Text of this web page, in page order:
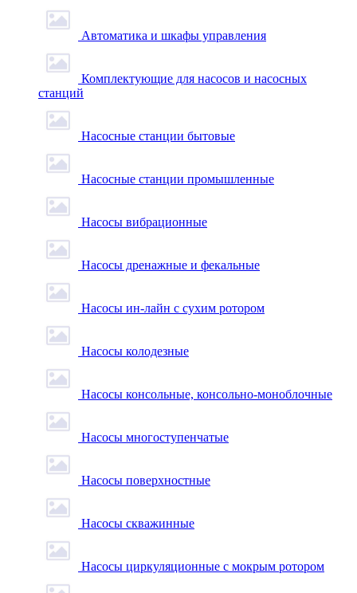
Автоматика и шкафы управления
Комплектующие для насосов и насосных
станций
Насосные станции бытовые
Насосные станции промышленные
Насосы вибрационные
Насосы дренажные и фекальные
Насосы ин-лайн с сухим ротором
Насосы колодезные
Насосы консольные, консольно-моноблочные
Насосы многоступенчатые
Насосы поверхностные
Насосы скважинные
Насосы циркуляционные с мокрым ротором